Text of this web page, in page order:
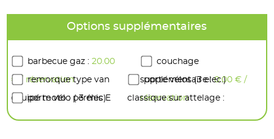
Options supplémentaires
barbecue gaz :20.00
€ / réservation
couchage
supplémentaire :0.00 € /
réservation
remorque type van
équipé moto : permis E
obligatoire :
porte vélos (3 elec.)
classique sur attelage :
porte vélo ( 3 élec)
pivotant latéral droite :